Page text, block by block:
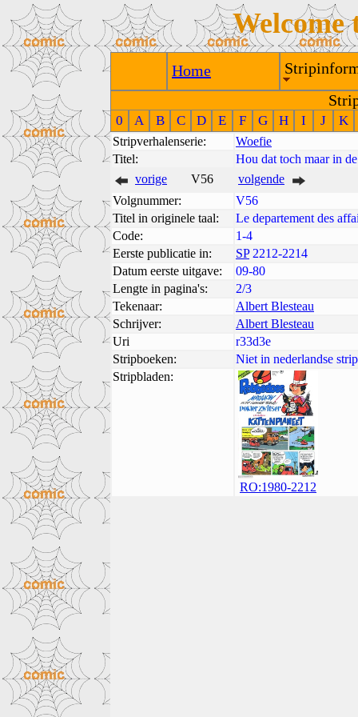
Welcome
Home
0 A B C D E F G H I J K
Stripverhalenserie:
Woefie
Titel:
Hou dat toch maar in
vorige
V56
volgende
Volgnummer:
V56
Titel in originele taal:
Le departement des
Code:
1-4
Eerste publicatie in:
SP2212-2214
Datum eerste uitgave:
09-80
Lengte in pagina's:
2/3
Tekenaar:
Albert Blesteau
Schrijver:
Albert Blesteau
Uri
r33d3e
Stripboeken:
Niet in nederlandse
Stripbladen:
RO:1980-2212